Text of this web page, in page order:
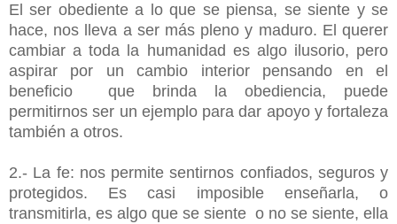
El ser obediente a lo que se piensa, se siente y se
hace, nos lleva a ser más pleno y maduro. El querer
cambiar a toda la humanidad es algo ilusorio, pero
aspirar por un cambio interior pensando en el
beneficio que brinda la obediencia, puede
permitirnos ser un ejemplo para dar apoyo y fortaleza
también a otros.
2.- La fe: nos permite sentirnos confiados, seguros y
protegidos. Es casi imposible enseñarla, o
transmitirla, es algo que se siente o no se siente, ella